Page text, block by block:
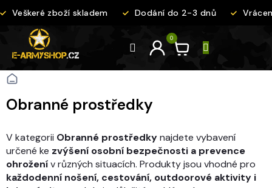
naVeškeré zboží skladem Dodání do 2-3 dnů Vrácení
Obranné prostředky
V kategorii Obranné prostředkynajdete vybavení
určené ke zvýšení osobní bezpečnosti a prevence
ohroženív různých situacích. Produkty jsou vhodné pro
každodenní nošení, cestování, outdoorové aktivity i